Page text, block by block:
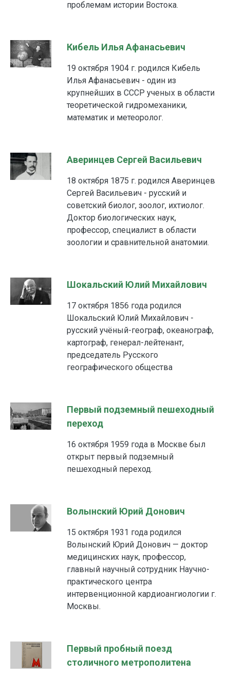
проблемам истории Востока.
Кибель Илья Афанасьевич
19 октября 1904 г. родился Кибель
Илья Афанасьевич - один из
крупнейших в СССР ученых в области
теоретической гидромеханики,
математик и метеоролог.
Аверинцев Сергей Васильевич
18 октября 1875 г. родился Аверинцев
Сергей Васильевич - русский и
советский биолог, зоолог, ихтиолог.
Доктор биологических наук,
профессор, специалист в области
зоологии и сравнительной анатомии.
Шокальский Юлий Михайлович
17 октября 1856 года родился
Шокальский Юлий Михайлович -
русский учёный-географ, океанограф,
картограф, генерал-лейтенант,
председатель Русского
географического общества
Первый подземный пешеходный
переход
16 октября 1959 года в Москве был
открыт первый подземный
пешеходный переход.
Волынский Юрий Донович
15 октября 1931 года родился
Волынский Юрий Донович — доктор
медицинских наук, профессор,
главный научный сотрудник Научно-
практического центра
интервенционной кардиоангиологии г.
Москвы.
Первый пробный поезд
столичного метрополитена